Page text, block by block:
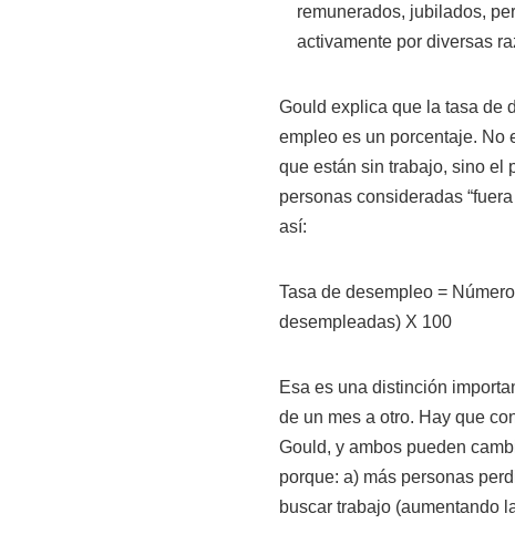
remunerados, jubilados,
activamente por diversas
Gould explica que la tasa de
empleo es un porcentaje. No
que están sin trabajo, sino el
personas consideradas
así:
Tasa de desempleo =
desempleadas) X 100
Esa es una distinción
de un mes a otro. Hay que
Gould, y ambos pueden
porque: a) más personas
buscar trabajo (aumentando